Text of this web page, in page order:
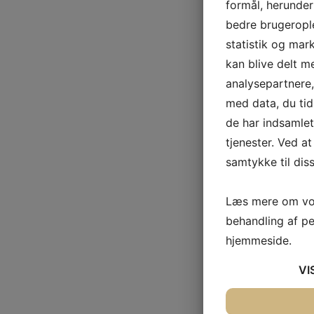
formål,
bedre
statistik og
kan blive delt
med data, du
de har
tjenester. Ved
samtykke til
Læs mere om
behandling af
hjemmeside.